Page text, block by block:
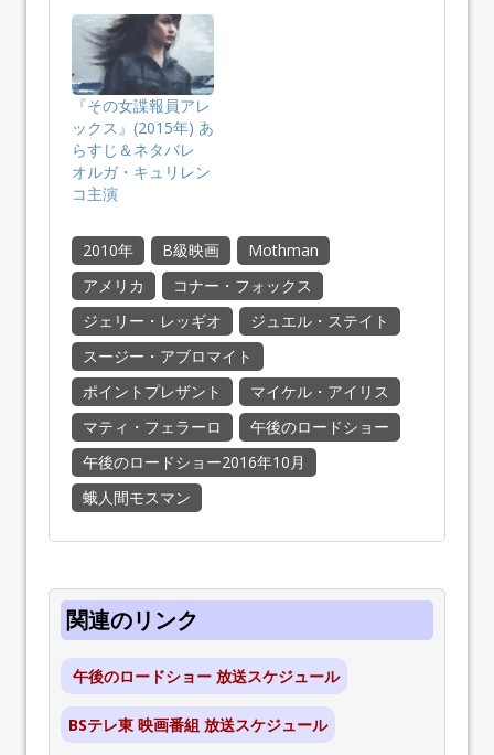
『その女諜報員アレ
ックス』(2015年) あ
らすじ＆ネタバレ
オルガ・キュリレン
コ主演
2010年 B級映画
Mothman
アメリカ
コナー・フォックス
ジェリー・レッギオ
ジュエル・ステイト
スージー・アブロマイト
ポイントプレザント
マイケル・アイリス
マティ・フェラーロ
午後のロードショー
午後のロードショー2016年10月
蛾人間モスマン
関連のリンク
午後のロードショー 放送スケジュール
BSテレ東 映画番組 放送スケジュール